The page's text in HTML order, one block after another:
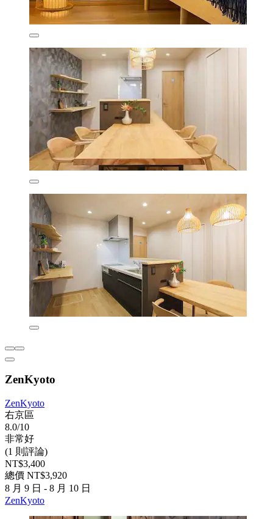
ZenKyoto
ZenKyoto
右京區
8.0/10
非常好
(1 則評論)
NT$3,400
總價 NT$3,920
8 月 9 日 - 8 月 10 日
ZenKyoto